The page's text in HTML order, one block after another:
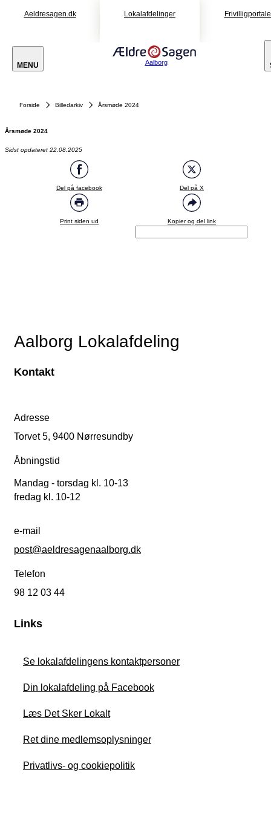
Aeldresagen.dk Lokalafdelinger
MENU Aalborg
Forside Billedarkiv Årsmøde 2024
Årsmøde 2024
Sidst opdateret 22.08.2025
Del på facebook Del på X
Print siden ud Kopier og del link
Aalborg Lokalafdeling
Kontakt
Adresse
Torvet 5, 9400 Nørresundby
Åbningstid
Mandag - torsdag kl. 10-13
fredag kl. 10-12
e-mail
post@aeldresagenaalborg.dk
Telefon
98 12 03 44
Links
Se lokalafdelingens kontaktpersoner
Din lokalafdeling på Facebook
Læs Det Sker Lokalt
Ret dine medlemsoplysninger
Privatlivs- og cookiepolitik